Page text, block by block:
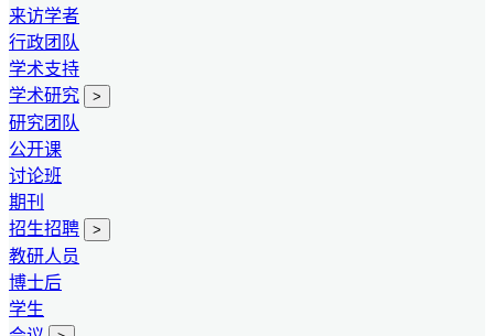
来访学者
行政团队
学术支持
学术研究
>
研究团队
公开课
讨论班
期刊
招生招聘
>
教研人员
博士后
学生